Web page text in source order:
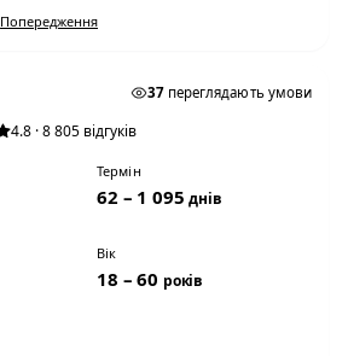
Попередження
37переглядають умови
4.8 · 8 805 відгуків
Термін
62 – 1 095днів
Вік
18 – 60 років